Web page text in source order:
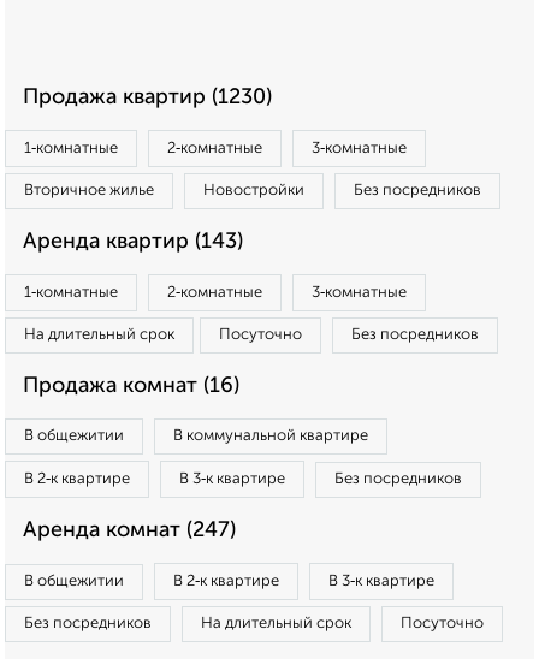
Продажа квартир (1230)
1‑комнатные 2‑комнатные 3‑комнатные
Вторичное жилье Новостройки Без посредников
Аренда квартир (143)
1‑комнатные 2‑комнатные 3‑комнатные
На длительный срок Посуточно Без посредников
Продажа комнат (16)
В общежитии В коммунальной квартире
В 2‑к квартире В 3‑к квартире Без посредников
Аренда комнат (247)
В общежитии В 2‑к квартире В 3‑к квартире
Без посредников На длительный срок Посуточно